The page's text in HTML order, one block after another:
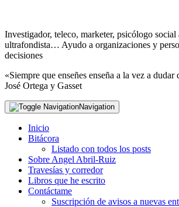
Investigador, teleco, marketer, psicólogo social
ultrafondista… Ayudo a organizaciones y
decisiones
«Siempre que enseñes enseña a la vez a dudar
José Ortega y Gasset
Navigation
Inicio
Bitácora
Listado con todos los posts
Sobre Angel Abril-Ruiz
Travesías y corredor
Libros que he escrito
Contáctame
Suscripción de avisos a nuevas